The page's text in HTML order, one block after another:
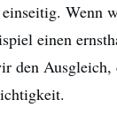
Wenn
einen
den